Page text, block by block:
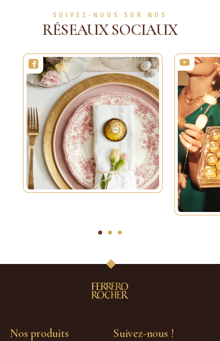
SUIVEZ-NOUS SUR NOS
RÉSEAUX SOCIAUX
1 2 3
Nos produits Suivez-nous !